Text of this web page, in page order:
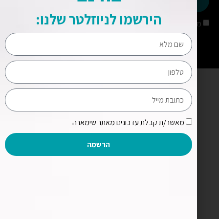
מאשר/ת קבלת עדכונים מאתר שימארה
הירשמו לניוזלטר שלנו:
מאשר/ת קבלת עדכונים מאתר שימארה
הרשמה